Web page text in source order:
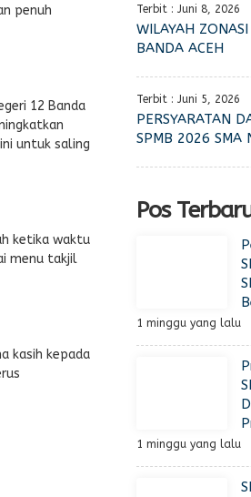
penuh
12 Banda
untuk saling
ketika waktu
menu takjil
kasih kepada
Terbit : Juni 8, 2026
WILAYAH
BANDA ACEH
Terbit : Juni 5, 2026
PERSYARATAN
SPMB 2026 SMA
Pos
1 minggu yang lalu
1 minggu yang lalu